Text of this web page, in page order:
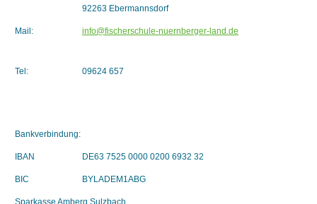
92263 Ebermannsdorf
Mail: info@fischerschule-nuernberger-land.de
Tel: 09624 657
Bankverbindung:
IBAN DE63 7525 0000 0200 6932 32
BIC BYLADEM1ABG
Sparkasse Amberg Sulzbach